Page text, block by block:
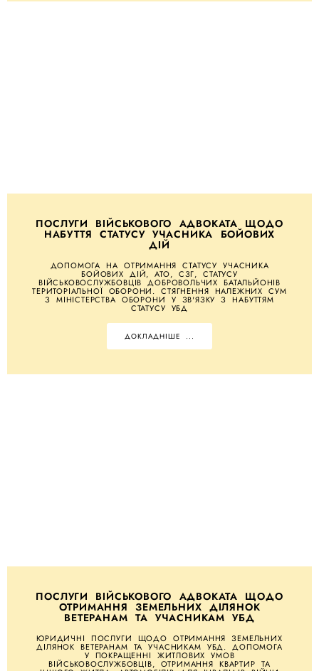
ПОСЛУГИ ВІЙСЬКОВОГО АДВОКАТА ЩОДО
НАБУТТЯ СТАТУСУ УЧАСНИКА БОЙОВИХ
ДІЙ
ДОПОМОГА НА ОТРИМАННЯ СТАТУСУ УЧАСНИКА
БОЙОВИХ ДІЙ, АТО, СЗГ, СТАТУСУ
ВІЙСЬКОВОСЛУЖБОВЦІВ ДОБРОВОЛЬЧИХ БАТАЛЬЙОНІВ
ТЕРИТОРІАЛЬНОЇ ОБОРОНИ. СТЯГНЕННЯ НАЛЕЖНИХ СУМ
З МІНІСТЕРСТВА ОБОРОНИ У ЗВ'ЯЗКУ З НАБУТТЯМ
СТАТУСУ УБД
ДОКЛАДНІШЕ ...
ПОСЛУГИ ВІЙСЬКОВОГО АДВОКАТА ЩОДО
ОТРИМАННЯ ЗЕМЕЛЬНИХ ДІЛЯНОК
ВЕТЕРАНАМ ТА УЧАСНИКАМ УБД
ЮРИДИЧНІ ПОСЛУГИ ЩОДО ОТРИМАННЯ ЗЕМЕЛЬНИХ
ДІЛЯНОК ВЕТЕРАНАМ ТА УЧАСНИКАМ УБД. ДОПОМОГА
У ПОКРАЩЕННІ ЖИТЛОВИХ УМОВ
ВІЙСЬКОВОСЛУЖБОВЦІВ, ОТРИМАННЯ КВАРТИР ТА